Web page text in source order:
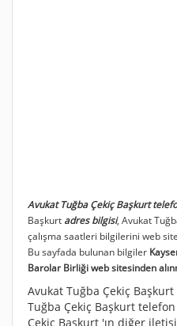
Avukat Tuğba Çekiç Başkurt
Başkurt adres bilgisi, Avukat
çalışma saatleri bilgilerini web
Bu sayfada bulunan bilgiler
Barolar Birliği web sitesinden
Avukat Tuğba Çekiç
Tuğba Çekiç Başkurt
Çekiç Başkurt 'ın diğer